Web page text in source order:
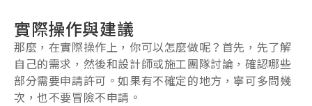
實際操作與建議
那麼，在實際操作上，你可以怎麼做呢？首先，先了解
自己的需求，然後和設計師或施工團隊討論，確認哪些
部分需要申請許可。如果有不確定的地方，寧可多問幾
次，也不要冒險不申請。